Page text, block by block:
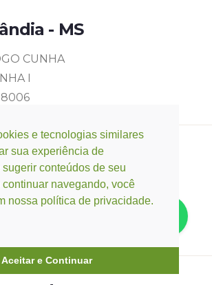
e tecnologias similares
sua experiência de
conteúdos de seu
continuar navegando, você
nossa política de privacidade.
Aceitar e Continuar
- MS
CUNHA
I
8006
- MS
Chagas Cruz, 2675
5406